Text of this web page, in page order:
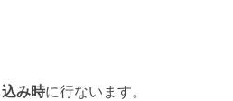
み時に行ないます。